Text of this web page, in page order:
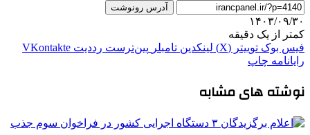
آدرس رونوشت
۱۴۰۳/۰۹/۳۰
کمتر از یک دقیقه
فیس بوک توییتر (X) لینکدین ‫تامبلر ‫پین‌ترست ‫رددیت ‫VKontakte
رایانامه چاپ
نوشته های مشابه